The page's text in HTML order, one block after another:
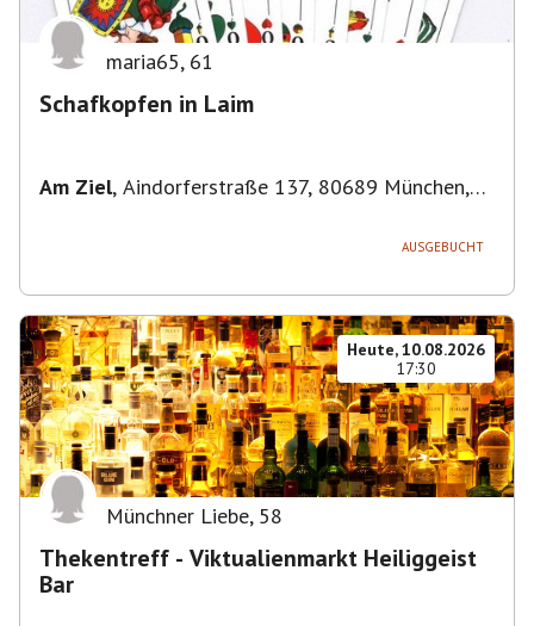
maria65, 61
Schafkopfen in Laim
Am Ziel, Aindorferstraße 137, 80689 München,
AUSGEBUCHT
Heute, 10.08.2026
17:30
Münchner Liebe, 58
Thekentreff - Viktualienmarkt Heiliggeist
Bar